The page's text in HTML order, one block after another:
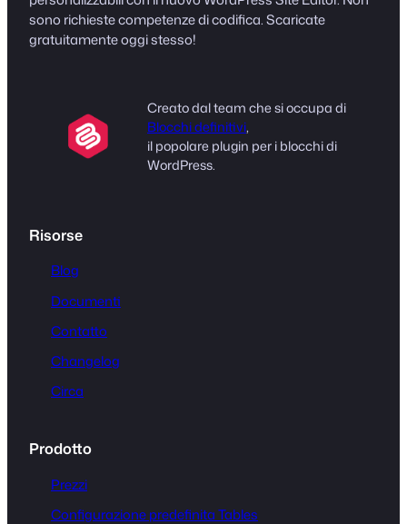
sono richieste competenze di codifica. Scaricate
gratuitamente oggi stesso!
Creato dal team che si occupa di
Blocchi definitivi,
il popolare plugin per i blocchi di
WordPress.
Risorse
Blog
Documenti
Contatto
Changelog
Circa
Prodotto
Prezzi
Configurazione predefinita Tables